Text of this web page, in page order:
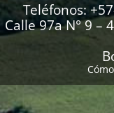
Teléfonos:
Calle 97a N° 9 –